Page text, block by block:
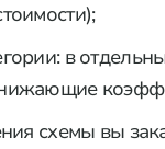
в
схемы вы